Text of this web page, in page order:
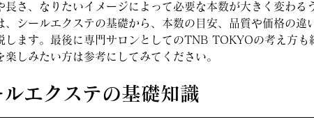
長さ、なりたいイメージによって必要な本数が大きく変わる
、シールエクステの基礎から、本数の目安、品質や価格の違
します。最後に専門サロンとしてのTNB TOKYOの考え方も
楽しみたい方は参考にしてみてください。
エクステの基礎知識